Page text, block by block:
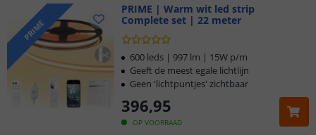
PRIME
PRIME | Warm wit led strip
Complete set | 22 meter
OP VOORRAAD
396,95
600 leds | 997 lm | 15W p/m
Geeft de meest egale lichtlijn
Geen 'lichtpuntjes' zichtbaar